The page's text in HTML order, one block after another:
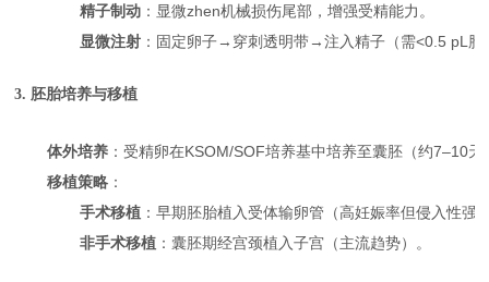
精子制动 ：显微zhen机械损伤尾部，增强受精能力。
显微注射 ：固定卵子→穿刺透明带→注入精子（需<0.5 pL胞
3. 胚胎培养与移植
体外培养 ：受精卵在KSOM/SOF培养基中培养至囊胚（约7–10天
移植策略 ：
手术移植 ：早期胚胎植入受体输卵管（高妊娠率但侵入性强
非手术移植 ：囊胚期经宫颈植入子宫（主流趋势）。